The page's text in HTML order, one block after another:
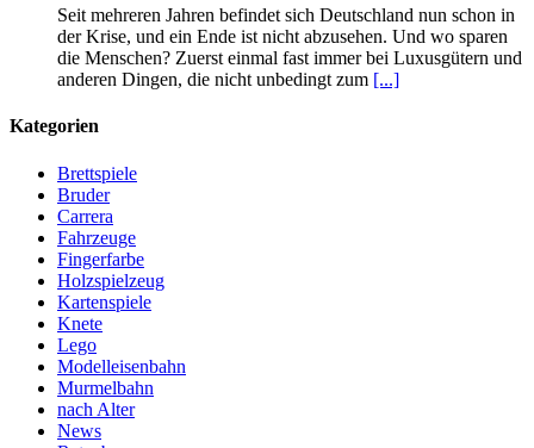
Seit mehreren Jahren befindet sich Deutschland nun schon in
der Krise, und ein Ende ist nicht abzusehen. Und wo sparen
die Menschen? Zuerst einmal fast immer bei Luxusgütern und
anderen Dingen, die nicht unbedingt zum [...]
Kategorien
Brettspiele
Bruder
Carrera
Fahrzeuge
Fingerfarbe
Holzspielzeug
Kartenspiele
Knete
Lego
Modelleisenbahn
Murmelbahn
nach Alter
News